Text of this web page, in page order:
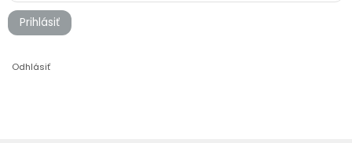
Prihlásiť
Odhlásiť